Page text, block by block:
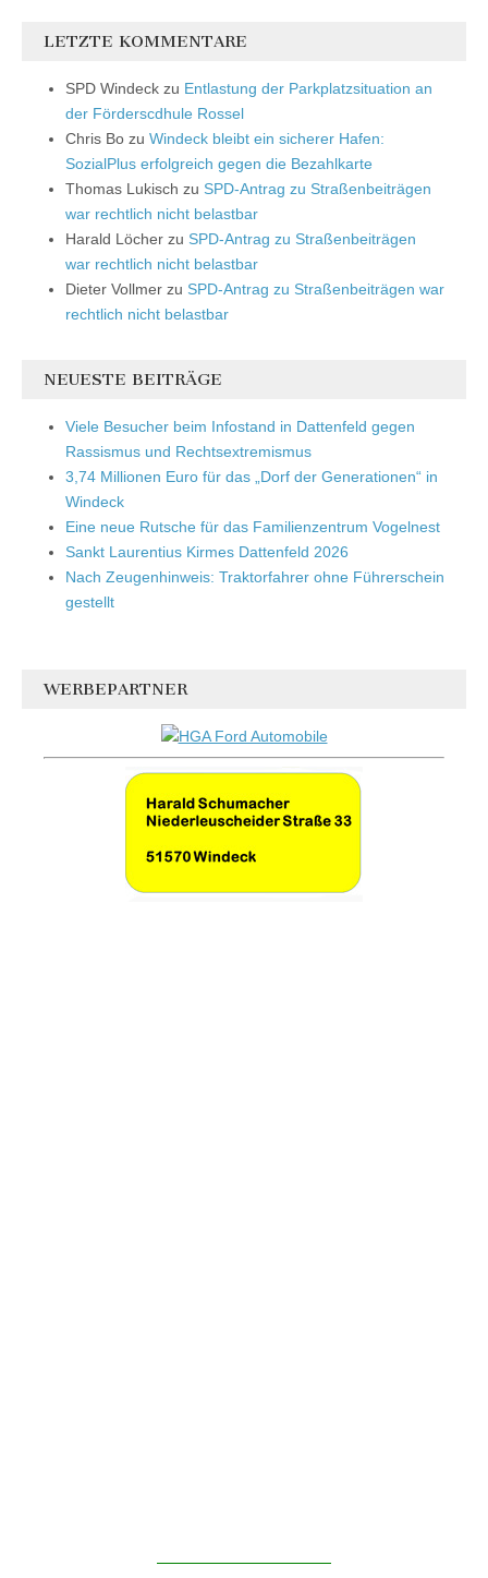
LETZTE KOMMENTARE
SPD Windeck zu Entlastung der Parkplatzsituation an
der Förderscdhule Rossel
Chris Bo zu Windeck bleibt ein sicherer Hafen:
SozialPlus erfolgreich gegen die Bezahlkarte
Thomas Lukisch zu SPD-Antrag zu Straßenbeiträgen
war rechtlich nicht belastbar
Harald Löcher zu SPD-Antrag zu Straßenbeiträgen
war rechtlich nicht belastbar
Dieter Vollmer zu SPD-Antrag zu Straßenbeiträgen war
rechtlich nicht belastbar
NEUESTE BEITRÄGE
Viele Besucher beim Infostand in Dattenfeld gegen
Rassismus und Rechtsextremismus
3,74 Millionen Euro für das „Dorf der Generationen“ in
Windeck
Eine neue Rutsche für das Familienzentrum Vogelnest
Sankt Laurentius Kirmes Dattenfeld 2026
Nach Zeugenhinweis: Traktorfahrer ohne Führerschein
gestellt
WERBEPARTNER